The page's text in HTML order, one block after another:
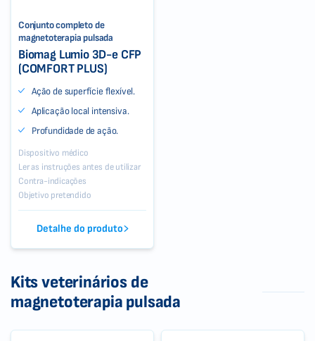
Conjunto completo de
magnetoterapia pulsada
Biomag Lumio 3D-e CFP
(COMFORT PLUS)
Ação de superfície flexível.
Aplicação local intensiva.
Profundidade de ação.
Dispositivo médico
Ler as instruções antes de utilizar
Contra-indicações
Objetivo pretendido
Detalhe do produto
Kits veterinários de
magnetoterapia pulsada